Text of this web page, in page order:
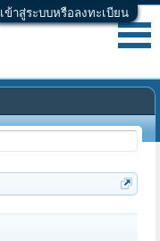
เข้าสู่ระบบหรือลงทะเบียน